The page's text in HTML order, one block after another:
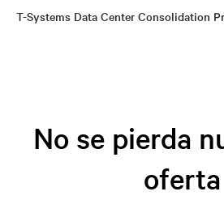
T-Systems Data Center Consolidation
No se pierda
oferta